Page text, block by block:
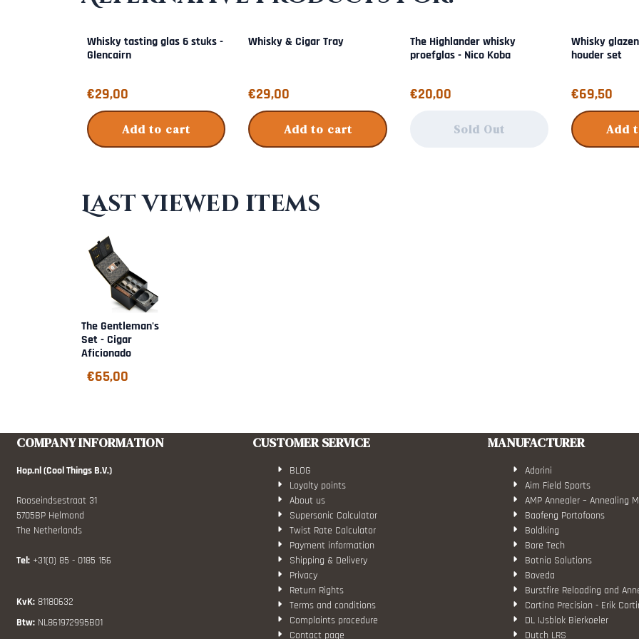
Whisky tasting glas 6 stuks -
Glencairn
Price: 29,00
€29,00
Add to cart
Whisky & Cigar Tray
Price: 29,00
€29,00
Add to cart
The Highlander whisky
proefglas - Nico Koba
Price: 20,00
€20,00
Sold Out
Whisky
houder set
Price: 69,50
€69,50
Add
Last viewed items
The Gentleman's
Set - Cigar
Aficionado
€65,00
COMPANY INFORMATION
Hop.nl (Cool Things B.V.)
Rooseindsestraat 31
5705BP Helmond
The Netherlands
Tel: +31(0) 85 - 0185 156
KvK: 81180632
Btw: NL861972995B01
CUSTOMER SERVICE
BLOG
Loyalty points
About us
Supersonic Calculator
Twist Rate Calculator
Payment information
Shipping & Delivery
Privacy
Return Rights
Terms and conditions
Complaints procedure
Contact page
MANUFACTURER
Adorini
Aim Field Sports
AMP Annealer – Annealing
Baofeng Portofoons
Boldking
Bore Tech
Botnia Solutions
Boveda
Burstfire Reloading and
Cortina Precision - Erik
DL IJsblok Bierkoeler
Dutch LRS